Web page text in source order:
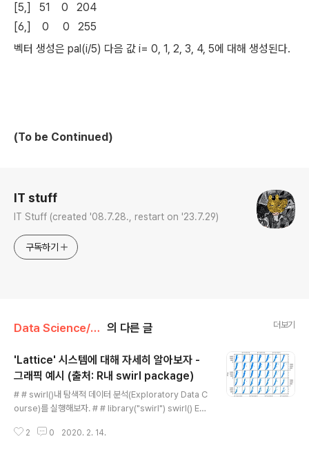
[5,] 51 0 204
[6,] 0 0 255
벡터 생성은 pal(i/5) 다음 값 i= 0, 1, 2, 3, 4, 5에 대해 생성된다.
(To be Continued)
IT stuff
IT Stuff (created '08.7.28., restart on '23.7.29)
구독하기
Data Science/Data Analytics 의 다른 글 더보기
'Lattice' 시스템에 대해 자세히 알아보자 -
그래픽 예시 (출처: R내 swirl package)
# # swirl()내 탐색적 데이터 분석(Exploratory Data C
ourse)를 실행해보자. # # library("swirl") swirl() Exp
ce Plotting System)을 선택한다. 탐색적 분석 과정의
2 0 2020. 2. 14.